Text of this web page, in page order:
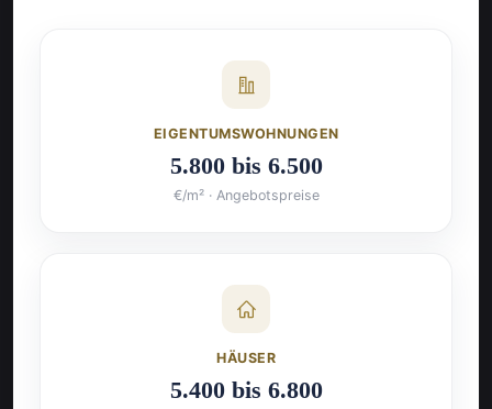
EIGENTUMSWOHNUNGEN
5.800 bis 6.500
€/m² · Angebotspreise
HÄUSER
5.400 bis 6.800